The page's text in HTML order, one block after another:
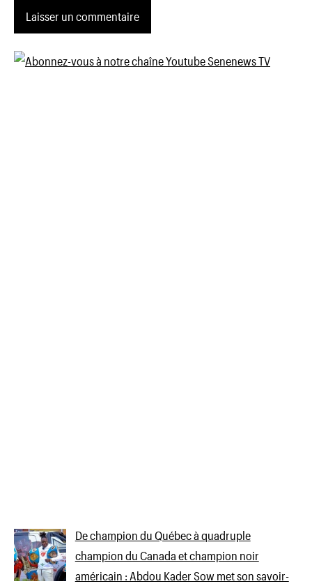
De champion du Québec à quadruple
champion du Canada et champion noir
américain : Abdou Kader Sow met son savoir-